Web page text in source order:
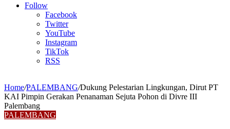
Article
Follow
Facebook
Twitter
YouTube
Instagram
TikTok
RSS
Home/PALEMBANG/Dukung Pelestarian Lingkungan, Dirut PT
KAI Pimpin Gerakan Penanaman Sejuta Pohon di Divre III
Palembang
PALEMBANG